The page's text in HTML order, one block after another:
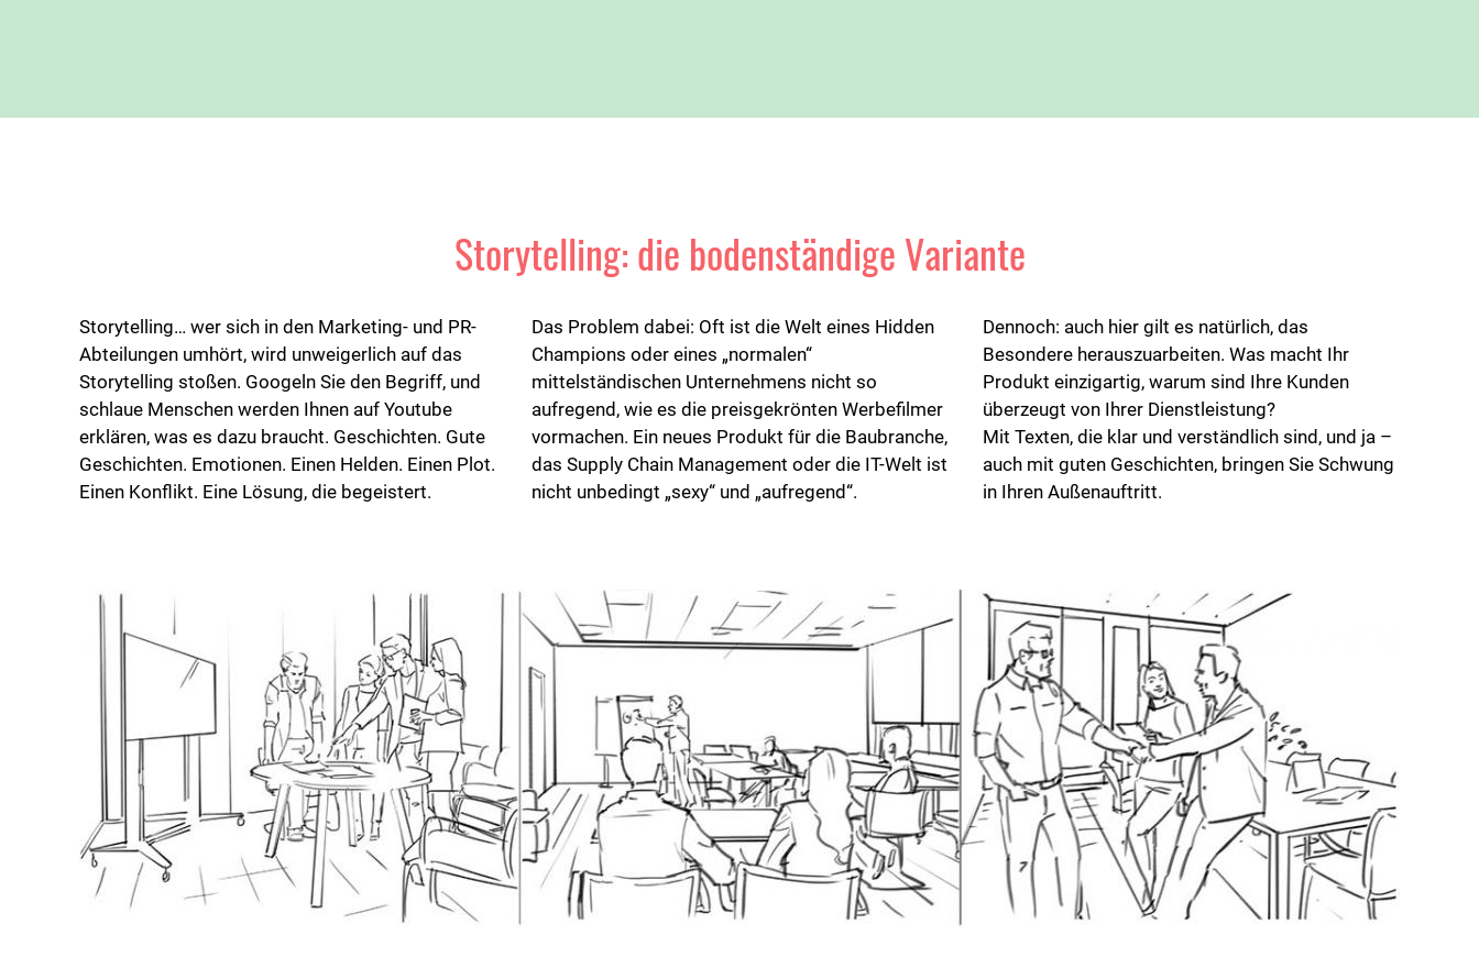
Storytelling: die bodenständige Variante
Storytelling… wer sich in den Marketing- und PR-
Abteilungen umhört, wird unweigerlich auf das
Storytelling stoßen. Googeln Sie den Begriff, und
schlaue Menschen werden Ihnen auf Youtube
erklären, was es dazu braucht. Geschichten. Gute
Geschichten. Emotionen. Einen Helden. Einen Plot.
Einen Konflikt. Eine Lösung, die begeistert.
Das Problem dabei: Oft ist die Welt eines Hidden
Champions oder eines „normalen“
mittelständischen Unternehmens nicht so
aufregend, wie es die preisgekrönten Werbefilmer
vormachen. Ein neues Produkt für die Baubranche,
das Supply Chain Management oder die IT-Welt ist
nicht unbedingt „sexy“ und „aufregend“.
Dennoch: auch hier gilt es natürlich, das
Besondere herauszuarbeiten. Was macht Ihr
Produkt einzigartig, warum sind Ihre Kunden
überzeugt von Ihrer Dienstleistung?
Mit Texten, die klar und verständlich sind, und ja –
auch mit guten Geschichten, bringen Sie Schwung
in Ihren Außenauftritt.